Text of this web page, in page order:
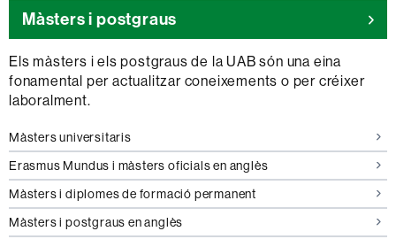
Màsters i postgraus
Els màsters i els postgraus de la UAB són una eina
fonamental per actualitzar coneixements o per créixer
laboralment.
Màsters universitaris
Erasmus Mundus i màsters oficials en anglès
Màsters i diplomes de formació permanent
Màsters i postgraus en anglès